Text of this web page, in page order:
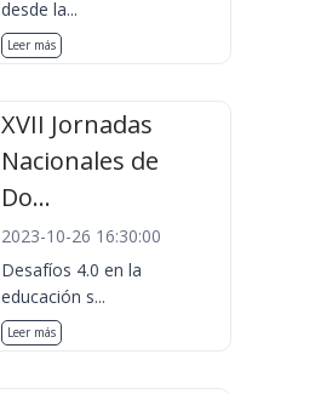
desde la...
Leer más
XVII Jornadas
Nacionales de
Do...
2023-10-26 16:30:00
Desafíos 4.0 en la
educación s...
Leer más